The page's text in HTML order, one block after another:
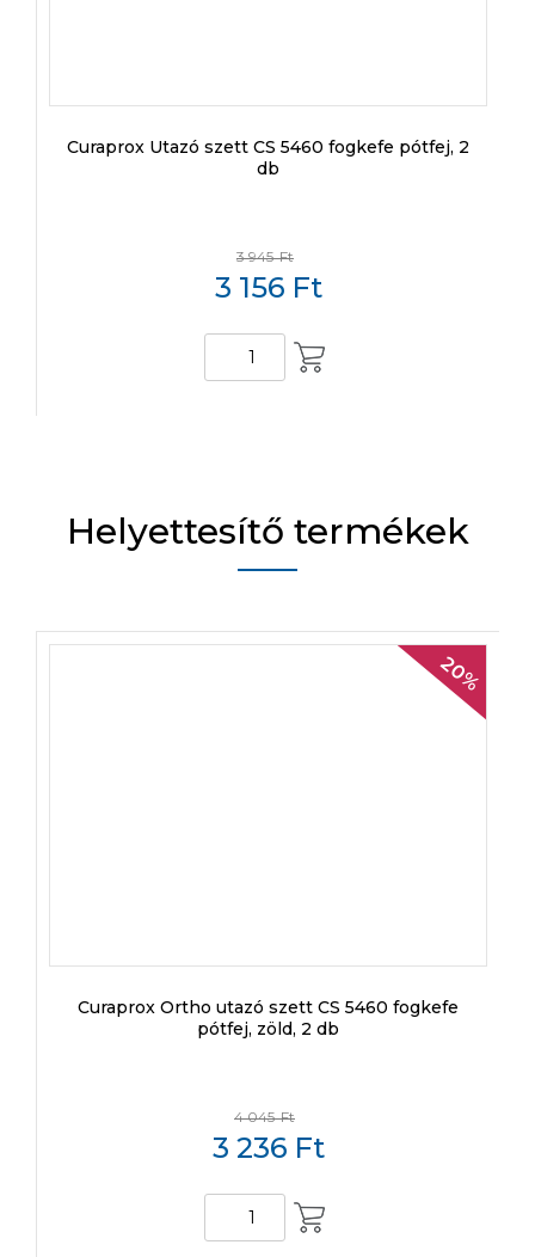
Curaprox Utazó szett CS 5460 fogkefe pótfej, 2
db
3 945 Ft
3 156 Ft
Helyettesítő termékek
20%
Curaprox Ortho utazó szett CS 5460 fogkefe
pótfej, zöld, 2 db
4 045 Ft
3 236 Ft